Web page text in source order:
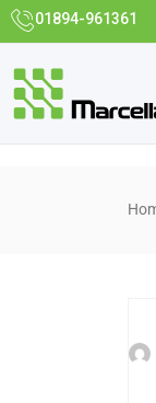
01894-961361